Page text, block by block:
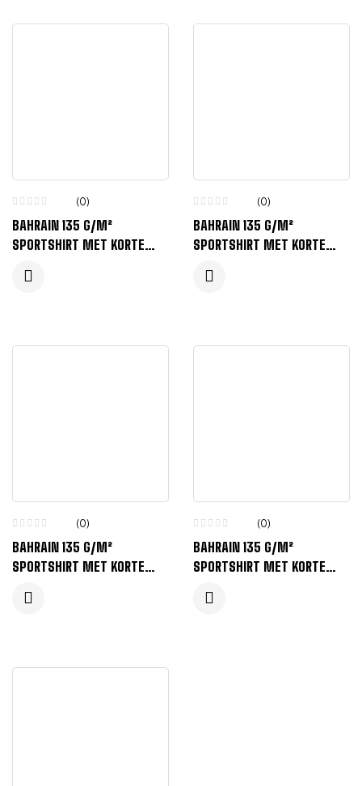
(0)
BAHRAIN 135 G/M²
SPORTSHIRT MET KORTE
ROOD
(0)
BAHRAIN 135 G/M²
SPORTSHIRT MET KORTE
MAUVE
(0)
BAHRAIN 135 G/M²
SPORTSHIRT MET KORTE
MAANLICHTBLAUW
(0)
BAHRAIN 135 G/M²
SPORTSHIRT MET KORTE
KONINGSBLAUW